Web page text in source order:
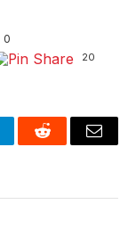
0
20
Reddit Email